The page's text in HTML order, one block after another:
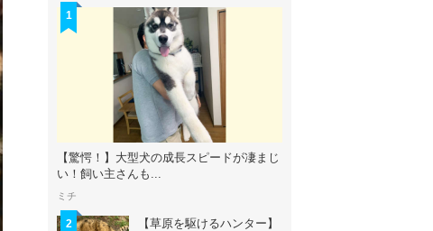
1
【驚愕！】大型犬の成長スピードが凄まじ
い！飼い主さんも...
ミチ
2
【草原を駆けるハンター】